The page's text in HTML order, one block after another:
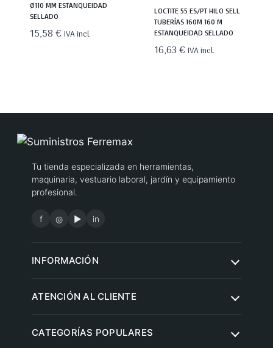
Ø110 MM ESTANQUEIDAD
SELLADO
15,58€ IVA incl.
LOCTITE 55 ES/PT HILO SELL
TUBERÍAS 160M 160 M
ESTANQUEIDAD SELLADO
16,63€ IVA incl.
Tu tienda especializada en herramientas,
maquinaria, vestuario laboral, jardín y equipamiento
profesional.
f ◎ ▶ in
ATENCIÓN AL CLIENTE
INFORMACIÓN
Aviso legal
CATEGORÍAS POPULARES